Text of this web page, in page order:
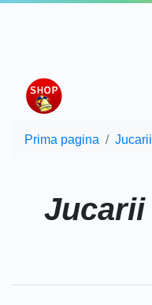
Prima pagina Jucarii
Jucarii